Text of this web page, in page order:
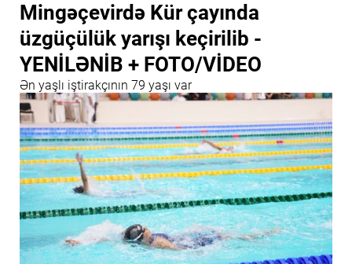
Mingəçevirdə Kür çayında
üzgüçülük yarışı keçirilib -
YENİLƏNİB + FOTO/VİDEO
Ən yaşlı iştirakçının 79 yaşı var